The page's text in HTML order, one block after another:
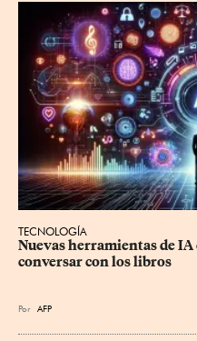
TECNOLOGÍA
Nuevas herramientas de
conversar con los libros
Por AFP